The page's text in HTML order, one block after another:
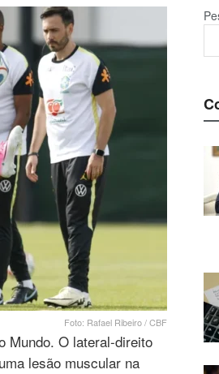
Foto: Rafael Ribeiro / CBF
Mundo. O lateral-direito
lesão muscular na